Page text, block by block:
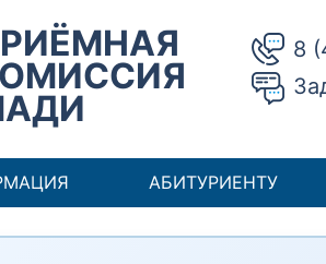
8
АБИТУРИЕНТУ